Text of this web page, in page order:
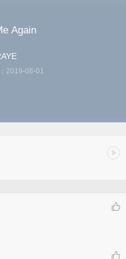
Again
2019-08-01